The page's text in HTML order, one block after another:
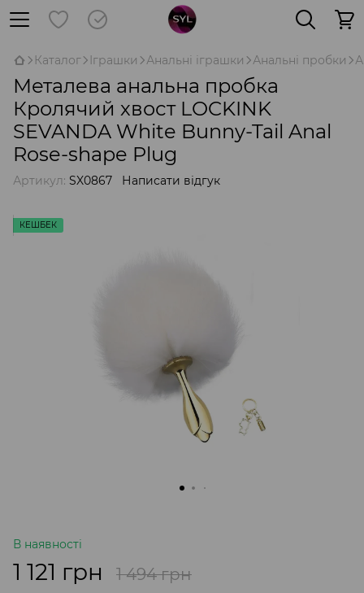
Каталог Іграшки Анальні іграшки Анальні пробки
Металева анальна пробка
Кролячий хвост LOCKINK
SEVANDA White Bunny-Tail Anal
Rose-shape Plug
Артикул: SX0867 Написати відгук
КЕШБЕК
В наявності
1 121 грн 1 494 грн